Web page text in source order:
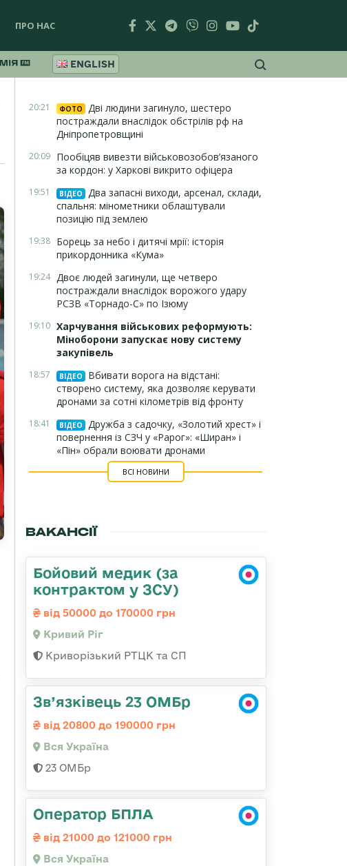
ПРО НАС
ENGLISH
20:21 ФОТО
Дві людини загинуло, шестеро
постраждали внаслідок обстрілів рф на
Дніпропетровщині
20:09 Пообіцяв вивезти військовозобов’язаного
за кордон: у Харкові викрито офіцера
19:51 ВІДЕО
Два запасні виходи, арсенал, склади,
спальня: мінометники облаштували
позицію під землею
19:38 Борець за небо і дитячі мрії: історія
прикордонника «Кума»
19:24 Двоє людей загинули, ще четверо
постраждали внаслідок ворожого удару
РСЗВ «Торнадо-С» по Ізюму
19:10 Харчування військових реформують:
Міноборони запускає нову систему
закупівель
18:57 ВІДЕО
Вбивати ворога на відстані:
створено систему, яка дозволяє керувати
дронами за сотні кілометрів від фронту
18:41 ВІДЕО
Дружба з садочку, «Золотий хрест» і
повернення із СЗЧ у «Рарог»: «Ширан» і
«Пін» обрали воювати дронами
ВСІ НОВИНИ
ВАКАНСІЇ
Бойовий медик (за
контрактом у ЗСУ)
від 50000 до 170000 грн
Кривий Ріг
Криворізький РТЦК та СП
Зв’язківець 23 ОМБр
від 20800 до 190000 грн
Вся Україна
23 ОМБр
Оператор БПЛА
від 21000 до 121000 грн
Вся Україна